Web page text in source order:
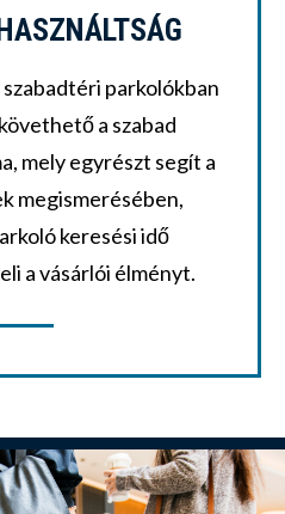
parkolókban
a szabad
mely egyrészt segít a
megismerésében,
keresési idő
a vásárlói élményt.